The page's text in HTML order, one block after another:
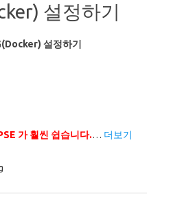
설정하기
설정하기
가 훨씬 쉽습니다.… 더보기